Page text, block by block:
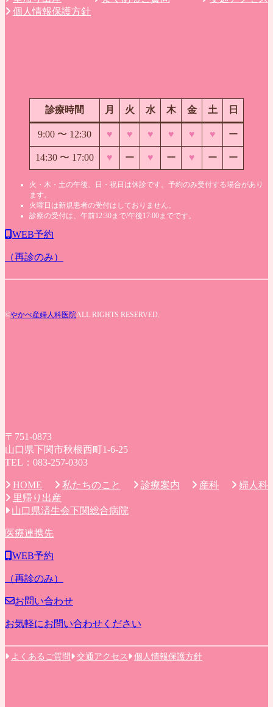
個人情報保護方針
診療時間 月 火 水 木 金 土 日
9:00 〜 12:30 ♥ ♥ ♥ ♥ ♥ ♥ ー
14:30 〜 17:00 ♥ ー ♥ ー ♥ ー ー
火・木・土の午後、日・祝日は休診です。予約のみ受付する場合があり
ます。
火曜日は新規患者の受付はしておりません。
診察の受付は、午前12:30まで/午後17:00までです。
WEB予約
（再診のみ）
©やかべ産婦人科医院ALL RIGHTS RESERVED.
〒751-0873
山口県下関市秋根西町1-6-25
TEL：083-257-0303
HOME 私たちのこと 診療案内 産科
婦人科
里帰り出産
山口県済生会下関総合病院
医療連携先
WEB予約
（再診のみ）
お問い合わせ
お気軽にお問い合わせください
よくあるご質問 交通アクセス 個人情報保護方針